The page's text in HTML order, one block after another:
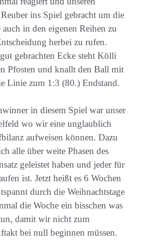
ins Spiel gebracht um die
in den eigenen Reihen zu
herbei zu rufen.
gebrachten Ecke steht Kölli
Pfosten und knallt den Ball mit
Linie zum 1:3 (80.) Endstand.
in diesem Spiel war unser
wo wir eine unglaublich
aufweisen können. Dazu
alle über weite Phasen des
geleistet haben und jeder für
ist. Jetzt heißt es 6 Wochen
durch die Weihnachtstage
die Woche ein bisschen was
damit wir nicht zum
bei null beginnen müssen.